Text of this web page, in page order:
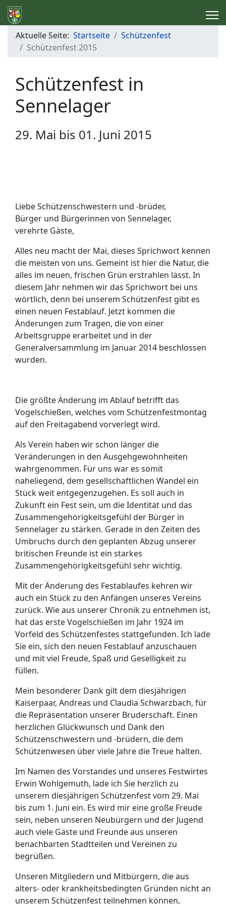
Aktuelle Seite: Startseite
Schützenfest
Schützenfest 2015
Schützenfest in
Sennelager
29. Mai bis 01. Juni 2015
Liebe Schützenschwestern und -brüder,
Bürger und Bürgerinnen von Sennelager,
verehrte Gäste,
Alles neu macht der Mai, dieses Sprichwort kennen
die meisten von uns. Gemeint ist hier die Natur, die
alles im neuen, frischen Grün erstrahlen lässt. In
diesem Jahr nehmen wir das Sprichwort bei uns
wörtlich, denn bei unserem Schützenfest gibt es
einen neuen Festablauf. Jetzt kommen die
Änderungen zum Tragen, die von einer
Arbeitsgruppe erarbeitet und in der
Generalversammlung im Januar 2014 beschlossen
wurden.
Die größte Änderung im Ablauf betrifft das
Vogelschießen, welches vom Schützenfestmontag
auf den Freitagabend vorverlegt wird.
Als Verein haben wir schon länger die
Veränderungen in den Ausgehgewohnheiten
wahrgenommen. Für uns war es somit
naheliegend, dem gesellschaftlichen Wandel ein
Stück weit entgegenzugehen. Es soll auch in
Zukunft ein Fest sein, um die Identität und das
Zusammengehörigkeitsgefühl der Bürger in
Sennelager zu stärken. Gerade in den Zeiten des
Umbruchs durch den geplanten Abzug unserer
britischen Freunde ist ein starkes
Zusammengehörigkeitsgefühl sehr wichtig.
Mit der Änderung des Festablaufes kehren wir
auch ein Stück zu den Anfängen unseres Vereins
zurück. Wie aus unserer Chronik zu entnehmen ist,
hat das erste Vogelschießen im Jahr 1924 im
Vorfeld des Schützenfestes stattgefunden. Ich lade
Sie ein, sich den neuen Festablauf anzuschauen
und mit viel Freude, Spaß und Geselligkeit zu
füllen.
Mein besonderer Dank gilt dem diesjährigen
Kaiserpaar, Andreas und Claudia Schwarzbach, für
die Repräsentation unserer Bruderschaft. Einen
herzlichen Glückwunsch und Dank den
Schützenschwestern und -brüdern, die dem
Schützenwesen über viele Jahre die Treue halten.
Im Namen des Vorstandes und unseres Festwirtes
Erwin Wohlgemuth, lade ich Sie herzlich zu
unserem diesjährigen Schützenfest vom 29. Mai
bis zum 1. Juni ein. Es wird mir eine große Freude
sein, neben unseren Neubürgern und der Jugend
auch viele Gäste und Freunde aus unseren
benachbarten Stadtteilen und Vereinen zu
begrüßen.
Unseren Mitgliedern und Mitbürgern, die aus
alters- oder krankheitsbedingten Gründen nicht an
unserem Schützenfest teilnehmen können,